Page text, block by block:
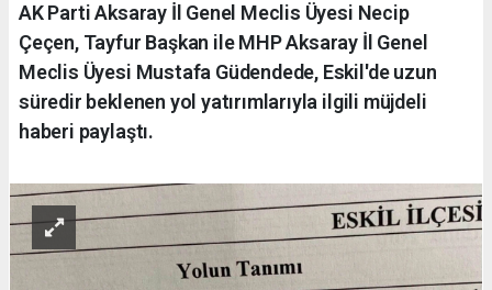
AK Parti Aksaray İl Genel Meclis Üyesi Necip
Çeçen, Tayfur Başkan ile MHP Aksaray İl Genel
Meclis Üyesi Mustafa Güdendede, Eskil'de uzun
süredir beklenen yol yatırımlarıyla ilgili müjdeli
haberi paylaştı.